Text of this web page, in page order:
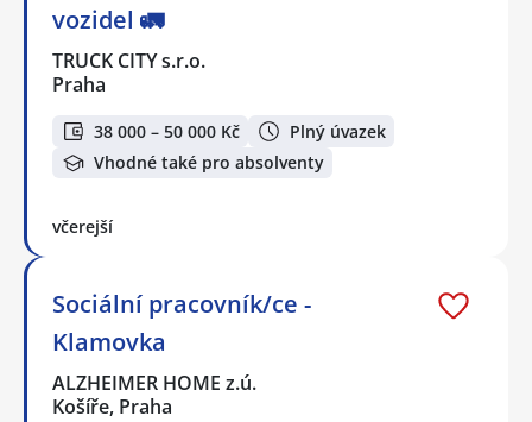
vozidel 🚛
TRUCK CITY s.r.o.
Praha
38 000 – 50 000 Kč
Plný úvazek
Vhodné také pro absolventy
včerejší
Sociální pracovník/ce -
Klamovka
ALZHEIMER HOME z.ú.
Košíře, Praha